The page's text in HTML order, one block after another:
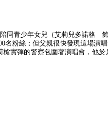
同青少年女兒（艾莉兒多諾格
名粉絲；但父親很快發現這場演
實彈的警察包圍著演唱會，他於